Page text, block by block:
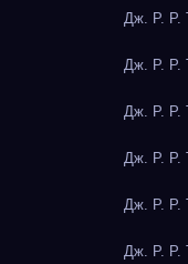
Дж. Р. Р.
Дж. Р. Р.
Дж. Р. Р.
Дж. Р. Р.
Дж. Р. Р.
Дж. Р. Р.